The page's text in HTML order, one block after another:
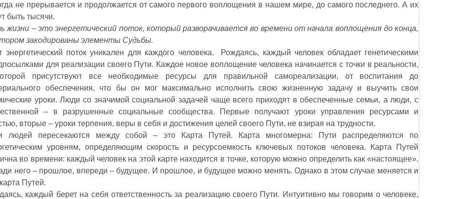
не прерывается и продолжается от самого первого воплощения в нашем мире, до самого последнего. А их
быть тысячи.
жизни – это энергетический поток, который разворачивается во времени от начала воплощения до конца,
закодированы элементы Судьбы.
энергетический поток уникален для каждого человека.
Рождаясь, каждый человек обладает генетическими
для реализации своего Пути. Каждое новое воплощение человека начинается с точки в реальности,
присутствуют все необходимые ресурсы для правильной самореализации, от воспитания до
обеспечения, что бы он мог максимально исполнить свою жизненную задачу и выучить свои
уроки. Люди со значимой социальной задачей чаще всего приходят в обеспеченные семьи, а люди, с
– в разрушенные социальные сообщества. Первые получают уроки управления ресурсами и
вторые – уроки терпения, веры в себя и достижения целей своего Пути, не взирая на трудности.
людей пересекаются между собой – это Карта Путей. Карта многомерна: Пути распределяются по
уровням, определяющим скорость и ресурсоемкость ключевых потоков человека. Карта Путей
во времени: каждый человек на этой карте находится в точке, которую можно определить как «настоящее».
него – прошлое, впереди – будущее. И прошлое, и будущее можно менять. Однако в этом случае меняется и
Путей.
каждый берет на себя ответственность за реализацию своего Пути. Интуитивно мы говорим о человеке,